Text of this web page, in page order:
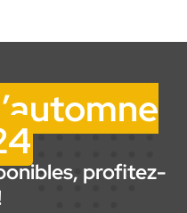
profitez-